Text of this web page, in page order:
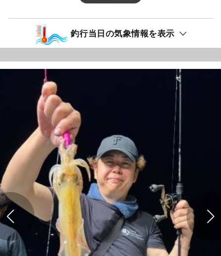
釣行当日の気象情報を表示